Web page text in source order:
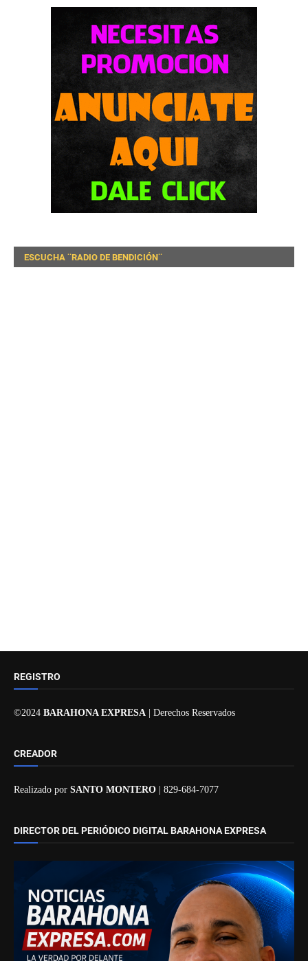
ESCUCHA ¨RADIO DE BENDICIÓN¨
REGISTRO
©2024 BARAHONA EXPRESA | Derechos Reservados
CREADOR
Realizado por SANTO MONTERO | 829-684-7077
DIRECTOR DEL PERIÓDICO DIGITAL BARAHONA EXPRESA